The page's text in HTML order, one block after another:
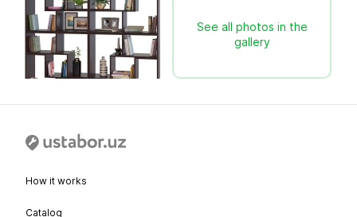
See all photos in the
gallery
How it works
Catalog